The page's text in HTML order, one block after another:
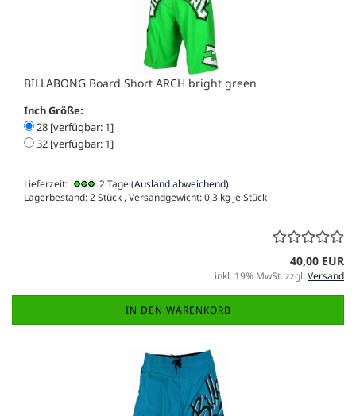
BILLABONG Board Short ARCH bright green
Inch Größe:
28 [verfügbar: 1]
32 [verfügbar: 1]
Lieferzeit: 2 Tage(Ausland abweichend)
Lagerbestand: 2 Stück , Versandgewicht:0,3 kg je Stück
40,00 EUR
inkl. 19% MwSt. zzgl.Versand
IN DEN WARENKORB